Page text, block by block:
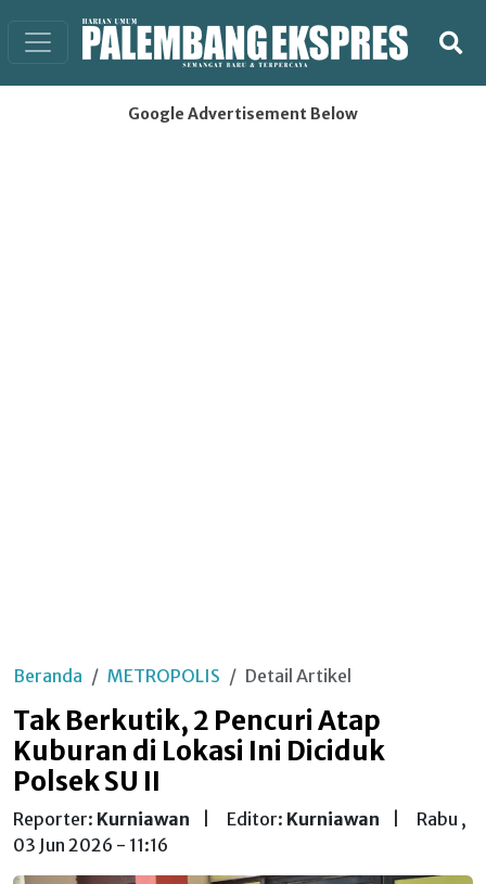
Google Advertisement Below
Beranda METROPOLIS Detail Artikel
Tak Berkutik, 2 Pencuri Atap
Kuburan di Lokasi Ini Diciduk
Polsek SU II
Reporter: Kurniawan Editor: Kurniawan
Rabu ,
03 Jun 2026 - 11:16